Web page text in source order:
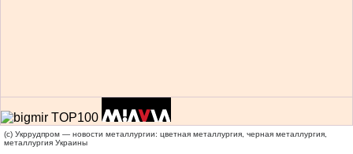
(c) Укррудпром — новости металлургии: цветная металлургия, черная металлургия,
металлургия Украины